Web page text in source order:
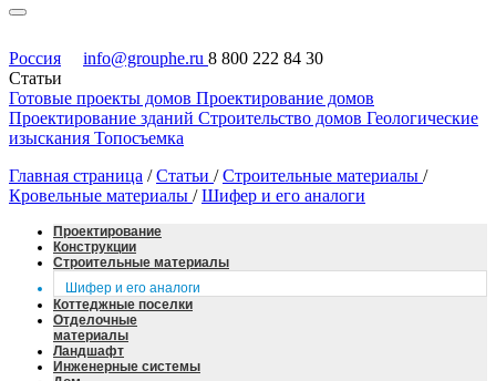
Россия info@grouphe.ru 8 800 222 84 30
Статьи
Готовые проекты домов Проектирование домов
Проектирование зданий Строительство домов Геологические
изыскания Топосъемка
Главная страница / Статьи / Строительные материалы /
Кровельные материалы / Шифер и его аналоги
Проектирование
Конструкции
Строительные материалы
Шифер и его аналоги
Коттеджные поселки
Отделочные
материалы
Ландшафт
Инженерные системы